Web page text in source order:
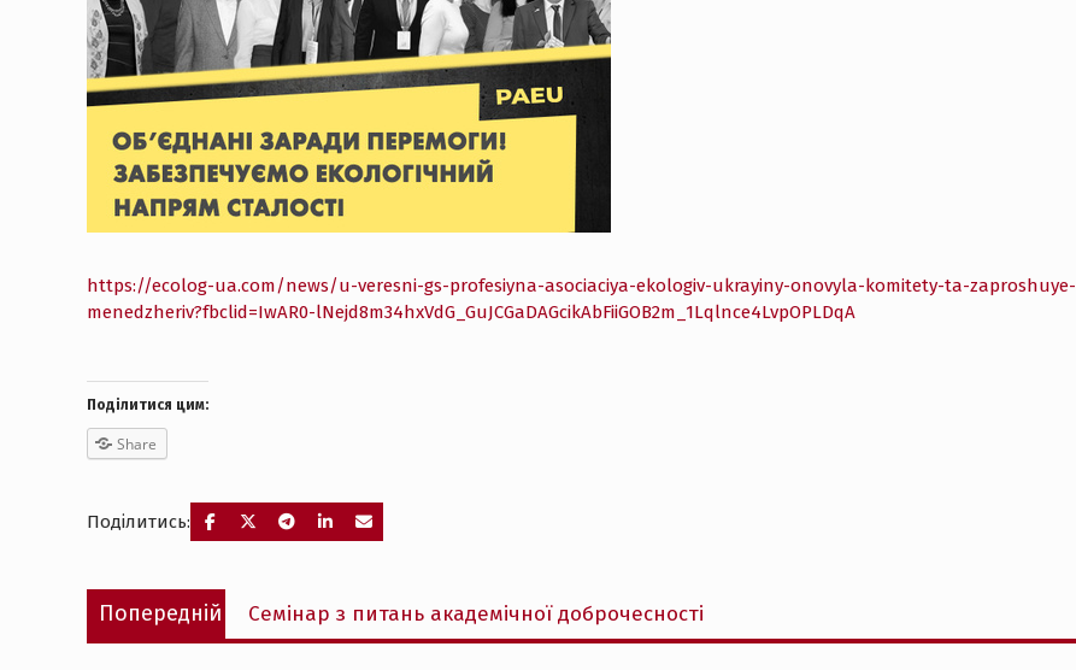
https://ecolog-ua.com/news/u-veresni-gs-profesiyna-asociaciya-ekologiv-ukrayiny-onovyla-komitety-ta-zaproshuye-
menedzheriv?fbclid=IwAR0-lNejd8m34hxVdG_GuJCGaDAGcikAbFiiGOB2m_1Lqlnce4LvpOPLDqA
Поділитися цим:
Share
Поділитись:
Навігація
записів
Попередній
Попередній
запис:
Семінар з питань академічної доброчесності